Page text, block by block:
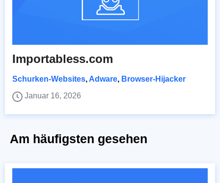
Importabless.com
Schurken-Websites, Adware, Browser-Hijacker
Januar 16, 2026
Am häufigsten gesehen